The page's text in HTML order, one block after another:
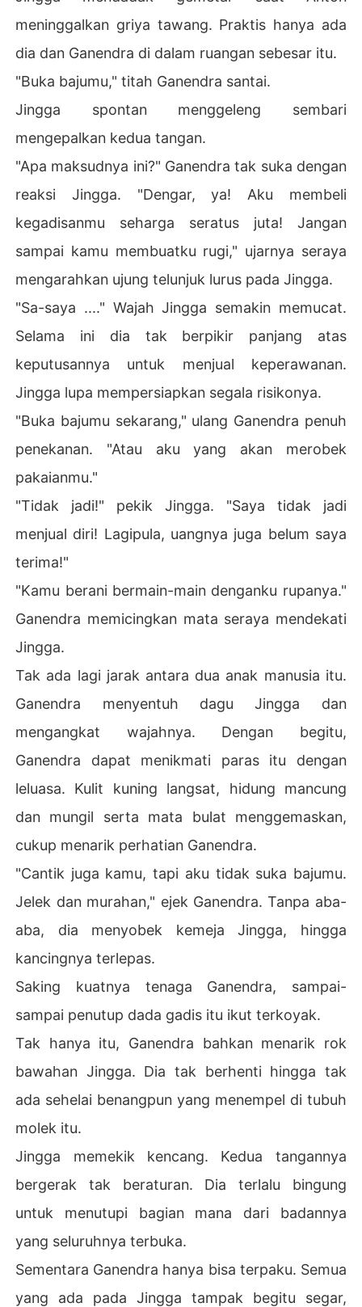
meninggalkan griya tawang. Praktis hanya ada
dia dan Ganendra di dalam ruangan sebesar itu.
"Buka bajumu," titah Ganendra santai.
Jingga spontan menggeleng sembari
mengepalkan kedua tangan.
"Apa maksudnya ini?" Ganendra tak suka dengan
reaksi Jingga. "Dengar, ya! Aku membeli
kegadisanmu seharga seratus juta! Jangan
sampai kamu membuatku rugi," ujarnya seraya
mengarahkan ujung telunjuk lurus pada Jingga.
"Sa-saya ...." Wajah Jingga semakin memucat.
Selama ini dia tak berpikir panjang atas
keputusannya untuk menjual keperawanan.
Jingga lupa mempersiapkan segala risikonya.
"Buka bajumu sekarang," ulang Ganendra penuh
penekanan. "Atau aku yang akan merobek
pakaianmu."
"Tidak jadi!" pekik Jingga. "Saya tidak jadi
menjual diri! Lagipula, uangnya juga belum saya
terima!"
"Kamu berani bermain-main denganku rupanya."
Ganendra memicingkan mata seraya mendekati
Jingga.
Tak ada lagi jarak antara dua anak manusia itu.
Ganendra menyentuh dagu Jingga dan
mengangkat wajahnya. Dengan begitu,
Ganendra dapat menikmati paras itu dengan
leluasa. Kulit kuning langsat, hidung mancung
dan mungil serta mata bulat menggemaskan,
cukup menarik perhatian Ganendra.
"Cantik juga kamu, tapi aku tidak suka bajumu.
Jelek dan murahan," ejek Ganendra. Tanpa aba-
aba, dia menyobek kemeja Jingga, hingga
kancingnya terlepas.
Saking kuatnya tenaga Ganendra, sampai-
sampai penutup dada gadis itu ikut terkoyak.
Tak hanya itu, Ganendra bahkan menarik rok
bawahan Jingga. Dia tak berhenti hingga tak
ada sehelai benangpun yang menempel di tubuh
molek itu.
Jingga memekik kencang. Kedua tangannya
bergerak tak beraturan. Dia terlalu bingung
untuk menutupi bagian mana dari badannya
yang seluruhnya terbuka.
Sementara Ganendra hanya bisa terpaku. Semua
yang ada pada Jingga tampak begitu segar,